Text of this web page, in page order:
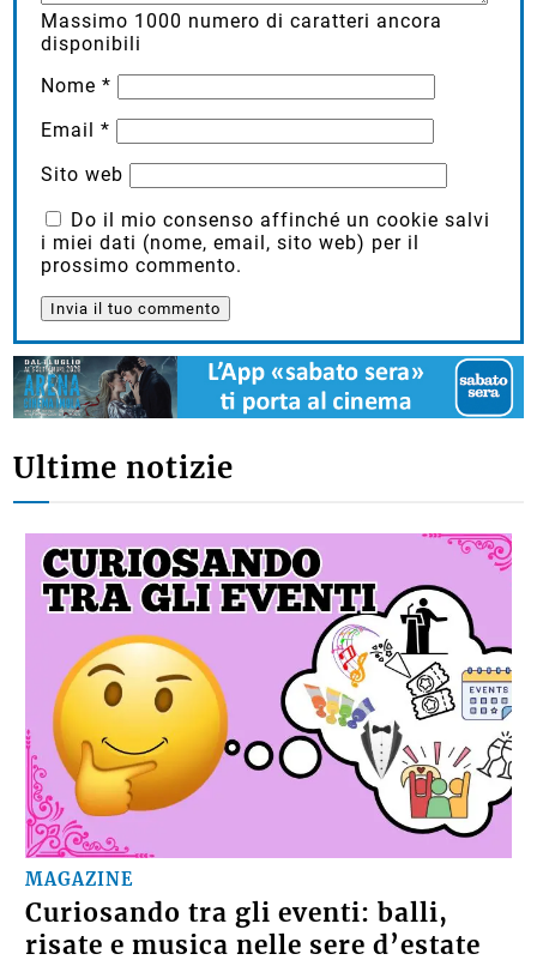
Massimo 1000 numero di caratteri ancora
disponibili
Nome*
Email*
Sito web
Do il mio consenso affinché un cookie salvi
i miei dati (nome, email, sito web) per il
prossimo commento.
Ultime notizie
MAGAZINE
Curiosando tra gli eventi: balli,
risate e musica nelle sere d’estate